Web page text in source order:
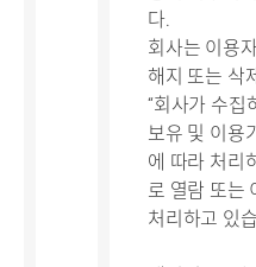
다.
회사는 이용
해지 또는 삭
“회사가 수집
보유 및 이용
에 따라 처리
로 열람 또는
처리하고 있